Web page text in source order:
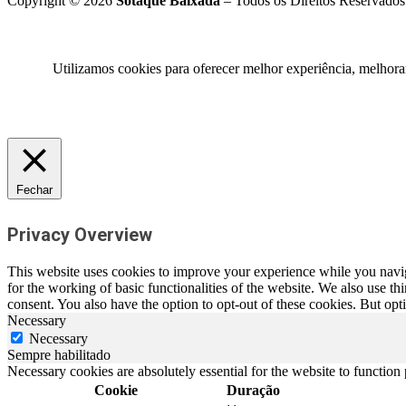
Utilizamos cookies para oferecer melhor experiência,
Fechar
Privacy Overview
This website uses cookies to improve your experience while you
for the working of basic functionalities of the website. We also use
consent. You also have the option to opt-out of these cookies. But
Necessary
Necessary
Sempre habilitado
Necessary cookies are absolutely essential for the website to
Cookie
Duração